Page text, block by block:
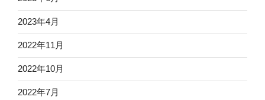
2023年4月
2022年11月
2022年10月
2022年7月